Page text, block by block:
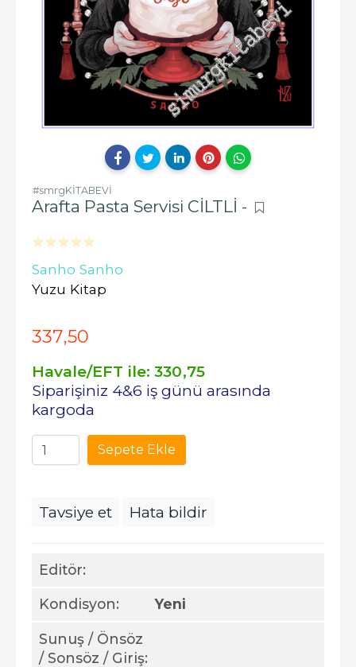
#smrgKİTABEVİ
Arafta Pasta Servisi CİLTLİ -
Sanho Sanho
Yuzu Kitap
Editör:
Kondisyon: Yeni
Sunuş / Önsöz
/ Sonsöz / Giriş:
337,50
Havale/EFT ile: 330,75
Siparişiniz 4&6 iş günü arasında
kargoda
Sepete Ekle
Tavsiye et Hata bildir